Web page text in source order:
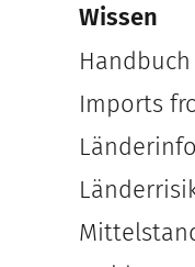
Wissen
Handbuch
Imports